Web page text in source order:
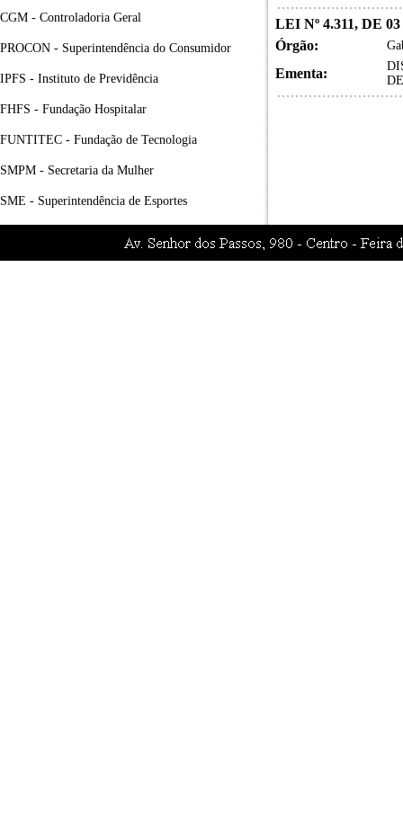
CGM - Controladoria Geral
PROCON - Superintendência do Consumidor
IPFS - Instituto de Previdência
FHFS - Fundação Hospitalar
FUNTITEC - Fundação de Tecnologia
SMPM - Secretaria da Mulher
SME - Superintendência de Esportes
LEI Nº 4.311, DE
Órgão:
Ementa: